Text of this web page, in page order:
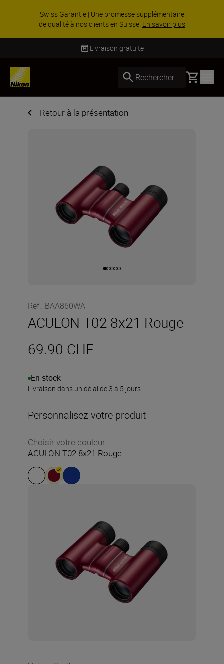
Swiss Garantie | Une promesse supplémentaire
de qualité à nos clients en Suisse. En savoir plus
Livraison gratuite
Rechercher Basket
Retour à la présentation
Réf.: BAA860WA
ACULON T02 8x21 Rouge
69.90 CHF
En stock
Livraison dans un délai de 3 à 5 jours
Personnalisez votre produit
Choisir votre couleur:
ACULON T02 8x21 Rouge